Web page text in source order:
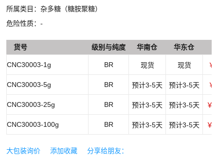
所属类目：杂多糖（糖胺聚糖）
危险性质：-
货号 级别与纯度 华南仓 华东仓
CNC30003-1g BR 现货 现货 ￥
CNC30003-5g BR 预计3-5天 预计3-5天 ￥
CNC30003-25g BR 预计3-5天 预计3-5天 ￥
CNC30003-100g BR 预计3-5天 预计3-5天 ￥
大包装询价 添加收藏 分享给朋友：